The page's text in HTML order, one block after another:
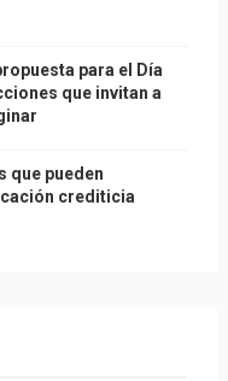
para el Día
que invitan a
que pueden
crediticia